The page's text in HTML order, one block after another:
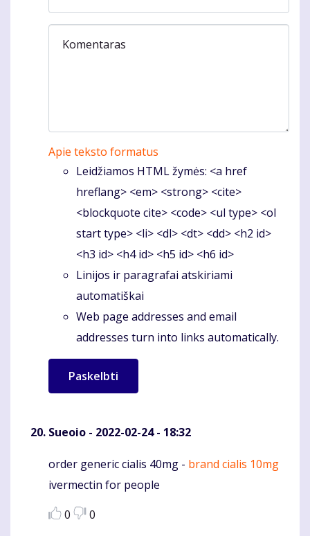
Komentaras
Apie teksto formatus
Leidžiamos HTML žymės: <a href
hreflang> <em> <strong> <cite>
<blockquote cite> <code> <ul type> <ol
start type> <li> <dl> <dt> <dd> <h2 id>
<h3 id> <h4 id> <h5 id> <h6 id>
Linijos ir paragrafai atskiriami
automatiškai
Web page addresses and email
addresses turn into links automatically.
Sueoio - 2022-02-24 - 18:32
Komentaras
order generic cialis 40mg - brand cialis 10mg
ivermectin for people
0
0